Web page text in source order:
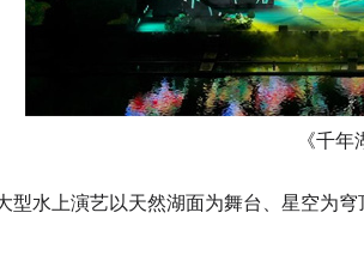
《千
型水上演艺以天然湖面为舞台、星空为